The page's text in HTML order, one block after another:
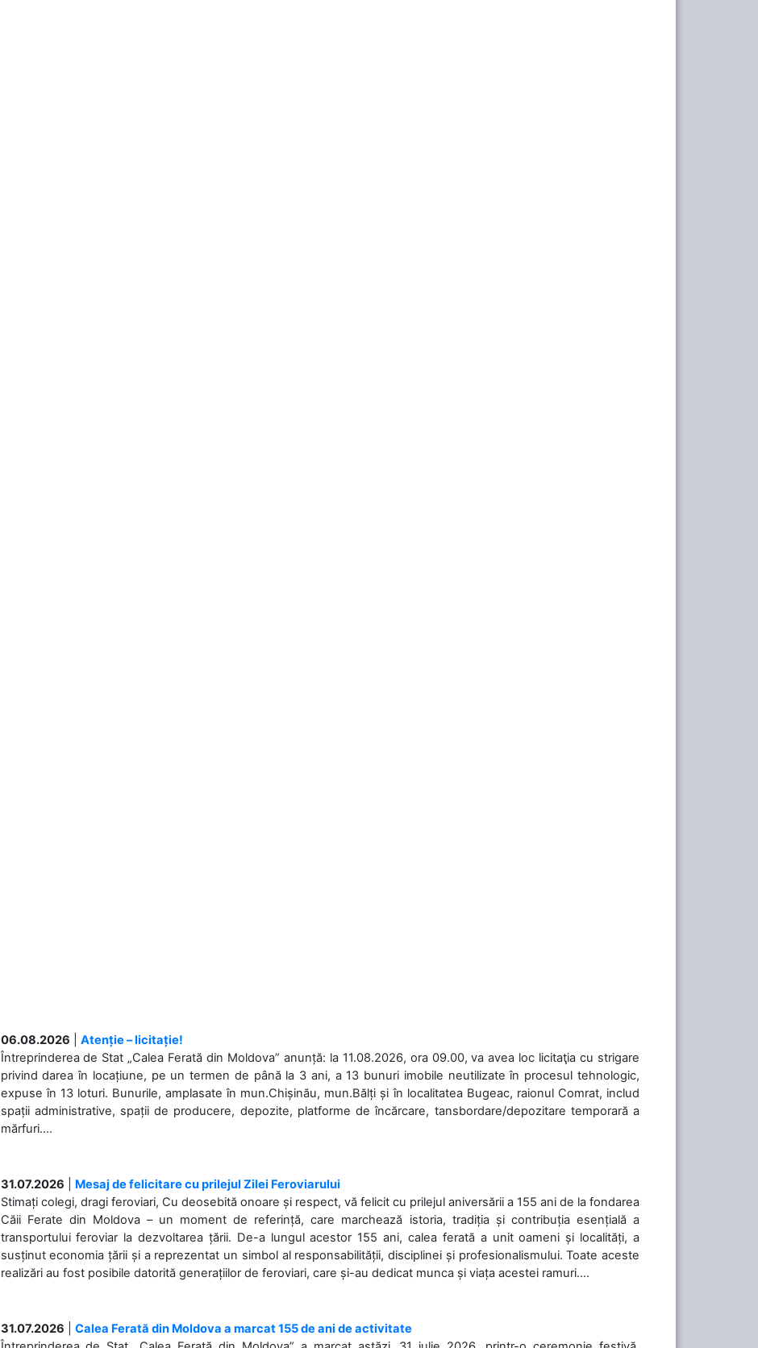
06.08.2026
Atenție – licitație!
Întreprinderea de Stat „Calea Ferată din Moldova” anunță: la 11.08.2026, ora 09.00, va avea loc licitaţia cu strigare
privind darea în locațiune, pe un termen de până la 3 ani, a 13 bunuri imobile neutilizate în procesul tehnologic,
expuse în 13 loturi. Bunurile, amplasate în mun.Chișinău, mun.Bălți și în localitatea Bugeac, raionul Comrat, includ
spații administrative, spații de producere, depozite, platforme de încărcare, tansbordare/depozitare temporară a
mărfuri....
31.07.2026
Mesaj de felicitare cu prilejul Zilei Feroviarului
Stimați colegi, dragi feroviari, Cu deosebită onoare și respect, vă felicit cu prilejul aniversării a 155 ani de la fondarea
Căii Ferate din Moldova – un moment de referință, care marchează istoria, tradiția și contribuția esențială a
transportului feroviar la dezvoltarea țării. De-a lungul acestor 155 ani, calea ferată a unit oameni și localități, a
susținut economia țării și a reprezentat un simbol al responsabilității, disciplinei și profesionalismului. Toate aceste
realizări au fost posibile datorită generațiilor de feroviari, care și-au dedicat munca și viața acestei ramuri....
31.07.2026
Calea Ferată din Moldova a marcat 155 de ani de activitate